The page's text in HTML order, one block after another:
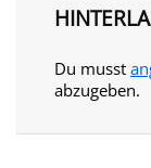
Du musst
abzugeben.